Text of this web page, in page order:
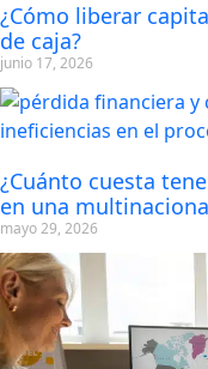
¿Cómo liberar
de caja?
junio 17, 2026
¿Cuánto cuesta
en una
mayo 29, 2026